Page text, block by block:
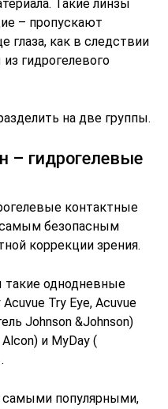
Такие линзы
– пропускают
глаза, как в следствии
гидрогелевого
на две группы.
– гидрогелевые
контактные
самым безопасным
коррекции зрения.
однодневные
Try Eye, Acuvue
Johnson &Johnson)
и MyDay (
самыми популярными,